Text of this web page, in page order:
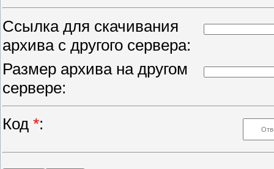
Ссылка для скачивания
архива с другого сервера:
Размер архива на другом
сервере:
Код *: